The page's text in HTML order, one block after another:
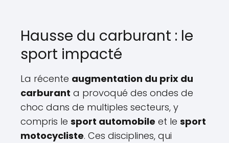
Hausse du carburant : le
sport impacté
La récente augmentation du prix du
carburant a provoqué des ondes de
choc dans de multiples secteurs, y
compris le sport automobile et le sport
motocycliste. Ces disciplines, qui